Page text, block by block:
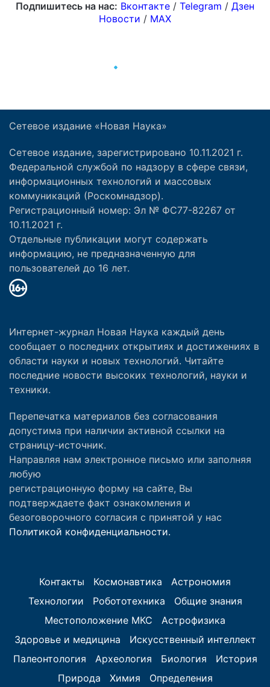
Сетевое издание «Новая Наука»
Сетевое издание, зарегистрировано 10.11.2021 г.
Федеральной службой по надзору в сфере связи,
информационных технологий и массовых
коммуникаций (Роскомнадзор).
Регистрационный номер: Эл № ФС77-82267 от
10.11.2021 г.
Отдельные публикации могут содержать
информацию, не предназначенную для
пользователей до 16 лет.
Интернет-журнал Новая Наука каждый день
сообщает о последних открытиях и достижениях в
области науки и новых технологий. Читайте
последние новости высоких технологий, науки и
техники.
Перепечатка материалов без согласования
допустима при наличии активной ссылки на
страницу-источник.
Направляя нам электронное письмо или заполняя
любую
регистрационную форму на сайте, Вы
подтверждаете факт ознакомления и
безоговорочного согласия с принятой у нас
Политикой конфиденциальности.
Контакты Космонавтика
Астрономия
Технологии
Робототехника
Общие знания
Местоположение МКС
Астрофизика
Здоровье и медицина
Искусственный интеллект
Палеонтология
Археология Биология
История
Природа
Химия Определения